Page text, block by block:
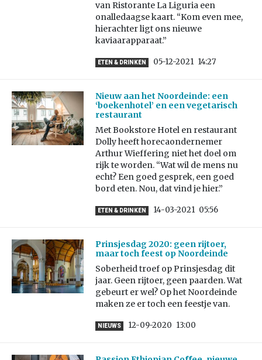
van Ristorante La Liguria een
onalledaagse kaart. “Kom even mee,
hierachter ligt ons nieuwe
kaviaarapparaat.”
ETEN & DRINKEN 05-12-2021 14:27
Nieuw aan het Noordeinde: een
‘boekenhotel’ en een vegetarisch
restaurant
Met Bookstore Hotel en restaurant
Dolly heeft horecaondernemer
Arthur Wieffering niet het doel om
rijk te worden. “Wat wil de mens nu
echt? Een goed gesprek, een goed
bord eten. Nou, dat vind je hier.”
ETEN & DRINKEN 14-03-2021 05:56
Prinsjesdag 2020: geen rijtoer,
maar toch feest op Noordeinde
Soberheid troef op Prinsjesdag dit
jaar. Geen rijtoer, geen paarden. Wat
gebeurt er wel? Op het Noordeinde
maken ze er toch een feestje van.
NIEUWS 12-09-2020 13:00